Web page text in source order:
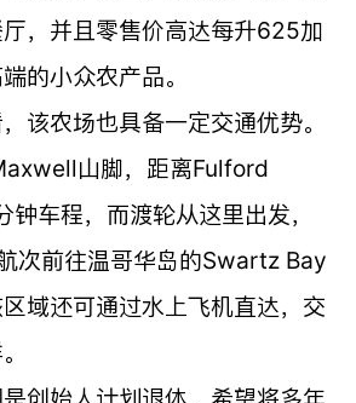
，并且零售价高达每升625加
的小众农产品。
该农场也具备一定交通优势。
山脚，距离Fulford
车程，而渡轮从这里出发，
次前往温哥华岛的Swartz Bay
域还可通过水上飞机直达，交